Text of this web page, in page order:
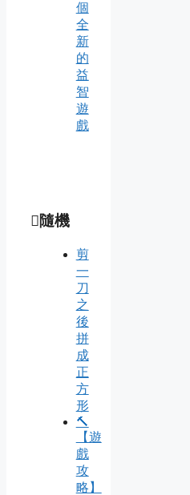
個
全
新
的
益
智
遊
戲
隨機
剪
一
刀
之
後
拼
成
正
方
形
🔨
【遊
戲
攻
略】